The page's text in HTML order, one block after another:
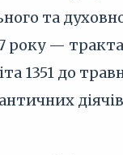
та
року —
1351 до